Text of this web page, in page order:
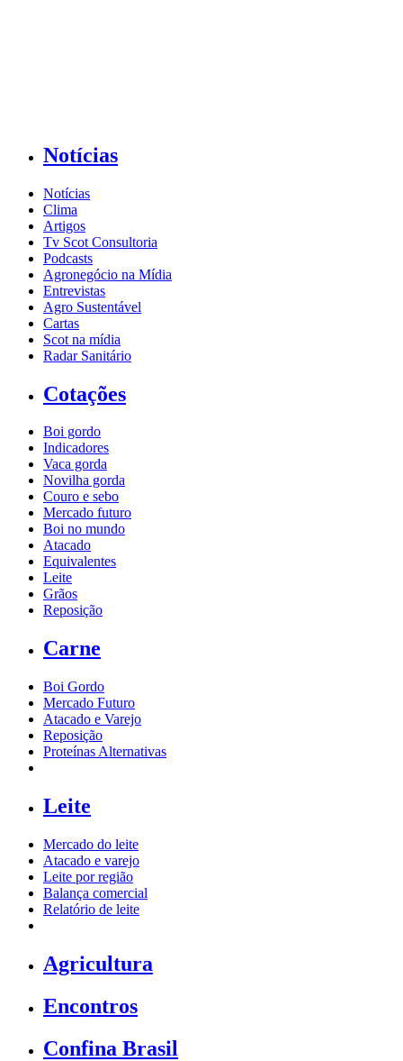
Notícias
Notícias
Clima
Artigos
Tv Scot Consultoria
Podcasts
Agronegócio na Mídia
Entrevistas
Agro Sustentável
Cartas
Scot na mídia
Radar Sanitário
Cotações
Boi gordo
Indicadores
Vaca gorda
Novilha gorda
Couro e sebo
Mercado futuro
Boi no mundo
Atacado
Equivalentes
Leite
Grãos
Reposição
Carne
Boi Gordo
Mercado Futuro
Atacado e Varejo
Reposição
Proteínas Alternativas
Leite
Mercado do leite
Atacado e varejo
Leite por região
Balança comercial
Relatório de leite
Agricultura
Encontros
Confina Brasil